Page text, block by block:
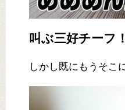
叫ぶ三好チーフ
しかし既にもうそこ